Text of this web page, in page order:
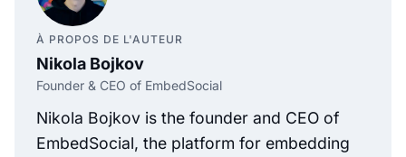
À PROPOS DE L'AUTEUR
Nikola Bojkov
Founder & CEO of EmbedSocial
Nikola Bojkov is the founder and CEO of
EmbedSocial, the platform for embedding